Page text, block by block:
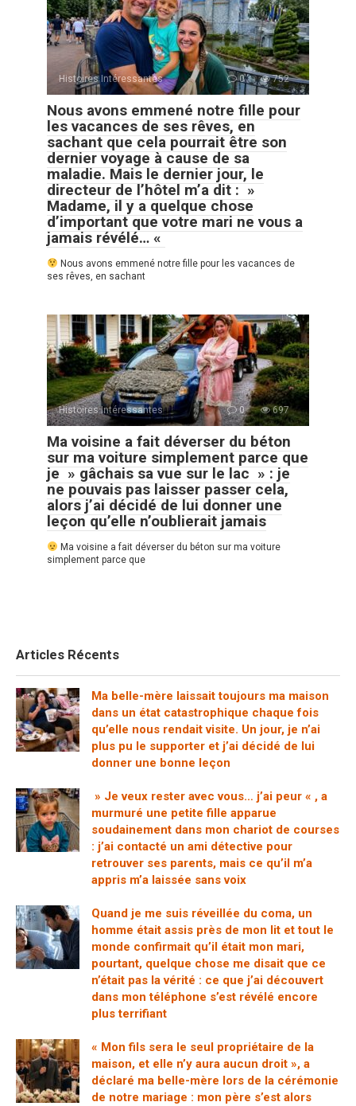
Histoires Intéressantes 0 752
Nous avons emmené notre fille pour
les vacances de ses rêves, en
sachant que cela pourrait être son
dernier voyage à cause de sa
maladie. Mais le dernier jour, le
directeur de l’hôtel m’a dit : »
Madame, il y a quelque chose
d’important que votre mari ne vous a
jamais révélé… «
Nous avons emmené notre fille pour les vacances de
ses rêves, en sachant
Histoires Intéressantes 0 697
Ma voisine a fait déverser du béton
sur ma voiture simplement parce que
je » gâchais sa vue sur le lac » : je
ne pouvais pas laisser passer cela,
alors j’ai décidé de lui donner une
leçon qu’elle n’oublierait jamais
Ma voisine a fait déverser du béton sur ma voiture
simplement parce que
Articles Récents
Ma belle-mère laissait toujours ma maison
dans un état catastrophique chaque fois
qu’elle nous rendait visite. Un jour, je n’ai
plus pu le supporter et j’ai décidé de lui
donner une bonne leçon
» Je veux rester avec vous… j’ai peur « , a
murmuré une petite fille apparue
soudainement dans mon chariot de courses
: j’ai contacté un ami détective pour
retrouver ses parents, mais ce qu’il m’a
appris m’a laissée sans voix
Quand je me suis réveillée du coma, un
homme était assis près de mon lit et tout le
monde confirmait qu’il était mon mari,
pourtant, quelque chose me disait que ce
n’était pas la vérité : ce que j’ai découvert
dans mon téléphone s’est révélé encore
plus terrifiant
« Mon fils sera le seul propriétaire de la
maison, et elle n’y aura aucun droit », a
déclaré ma belle-mère lors de la cérémonie
de notre mariage : mon père s’est alors